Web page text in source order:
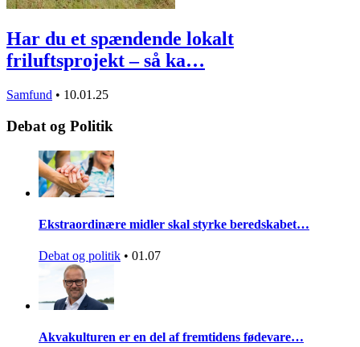
Har du et spændende lokalt
friluftsprojekt – så ka…
Samfund • 10.01.25
Debat og Politik
Ekstraordinære midler skal styrke beredskabet…
Debat og politik • 01.07
Akvakulturen er en del af fremtidens fødevare…